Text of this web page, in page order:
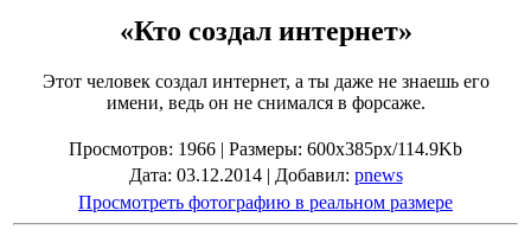
«Кто создал интернет»
Этот человек создал интернет, а ты даже не знаешь его
имени, ведь он не снимался в форсаже.
Просмотров: 1966 | Размеры: 600x385px/114.9Kb
Дата: 03.12.2014 | Добавил: pnews
Просмотреть фотографию в реальном размере